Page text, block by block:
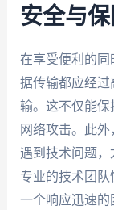
安全与
在享受便利的
据传输都应经
输。这不仅能保
网络攻击。此外
遇到技术问题
专业的技术团队
一个响应迅速的